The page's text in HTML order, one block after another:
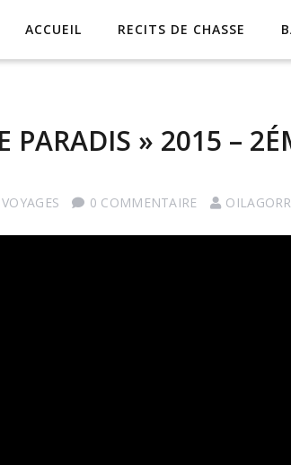
ACCUEIL RECITS DE CHASSE
» 2015 –
VOYAGES 0 COMMENTAIRE